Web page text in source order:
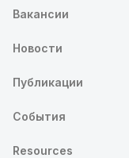
Вакансии
Новости
Публикации
События
Resources